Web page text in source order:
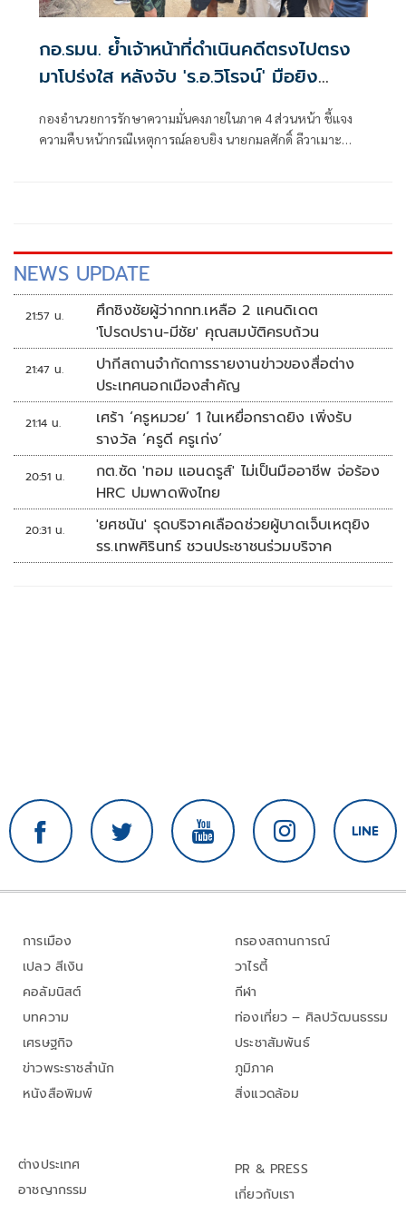
กอ.รมน. ย้ำเจ้าหน้าที่ดำเนินคดีตรงไปตรง
มาโปร่งใส หลังจับ 'ร.อ.วิโรจน์' มือยิง
กองอำนวยการรักษาความมั่นคงภายในภาค 4 ส่วนหน้า ชี้แจง
ความคืบหน้ากรณีเหตุการณ์ลอบยิง นายกมลศักดิ์ ลีวาเมาะ
NEWS UPDATE
21:57 น.
ศึกชิงชัยผู้ว่ากกท.เหลือ 2 แคนดิเดต
'โปรดปราน-มีชัย' คุณสมบัติครบถ้วน
21:47 น.
ปากีสถานจำกัดการรายงานข่าวของสื่อต่าง
ประเทศนอกเมืองสำคัญ
21:14 น.
เศร้า ‘ครูหมวย’ 1 ในเหยื่อกราดยิง เพิ่งรับ
รางวัล ‘ครูดี ครูเก่ง’
20:51 น.
กต.ซัด 'ทอม แอนดรูส์' ไม่เป็นมืออาชีพ จ่อร้อง
HRC ปมพาดพิงไทย
20:31 น.
'ยศชนัน' รุดบริจาคเลือดช่วยผู้บาดเจ็บเหตุยิง
รร.เทพศิรินทร์ ชวนประชาชนร่วมบริจาค
การเมือง
เปลว สีเงิน
คอลัมนิสต์
บทความ
เศรษฐกิจ
ข่าวพระราชสำนัก
หนังสือพิมพ์
กรองสถานการณ์
วาไรตี้
กีฬา
ท่องเที่ยว – ศิลปวัฒนธรรม
ประชาสัมพันธ์
ภูมิภาค
สิ่งแวดล้อม
ต่างประเทศ
อาชญากรรม
PR & PRESS
เกี่ยวกับเรา